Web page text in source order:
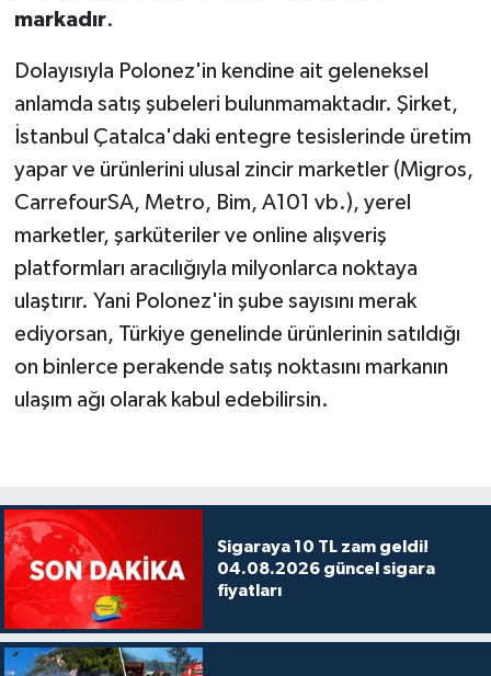
markadır.
Dolayısıyla Polonez'in kendine ait geleneksel
anlamda satış şubeleri bulunmamaktadır. Şirket,
İstanbul Çatalca'daki entegre tesislerinde üretim
yapar ve ürünlerini ulusal zincir marketler (Migros,
CarrefourSA, Metro, Bim, A101 vb.), yerel
marketler, şarküteriler ve online alışveriş
platformları aracılığıyla milyonlarca noktaya
ulaştırır. Yani Polonez'in şube sayısını merak
ediyorsan, Türkiye genelinde ürünlerinin satıldığı
on binlerce perakende satış noktasını markanın
ulaşım ağı olarak kabul edebilirsin.
Sigaraya 10 TL zam geldi!
04.08.2026 güncel sigara
fiyatları